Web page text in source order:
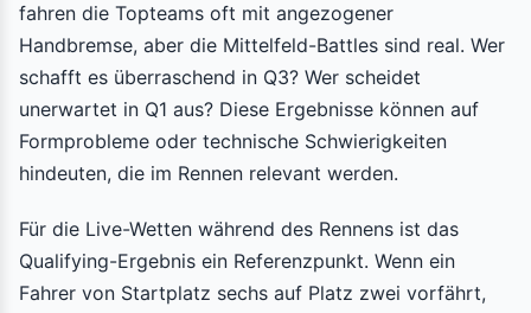
fahren die Topteams oft mit angezogener
Handbremse, aber die Mittelfeld-Battles sind real. Wer
schafft es überraschend in Q3? Wer scheidet
unerwartet in Q1 aus? Diese Ergebnisse können auf
Formprobleme oder technische Schwierigkeiten
hindeuten, die im Rennen relevant werden.
Für die Live-Wetten während des Rennens ist das
Qualifying-Ergebnis ein Referenzpunkt. Wenn ein
Fahrer von Startplatz sechs auf Platz zwei vorfährt,